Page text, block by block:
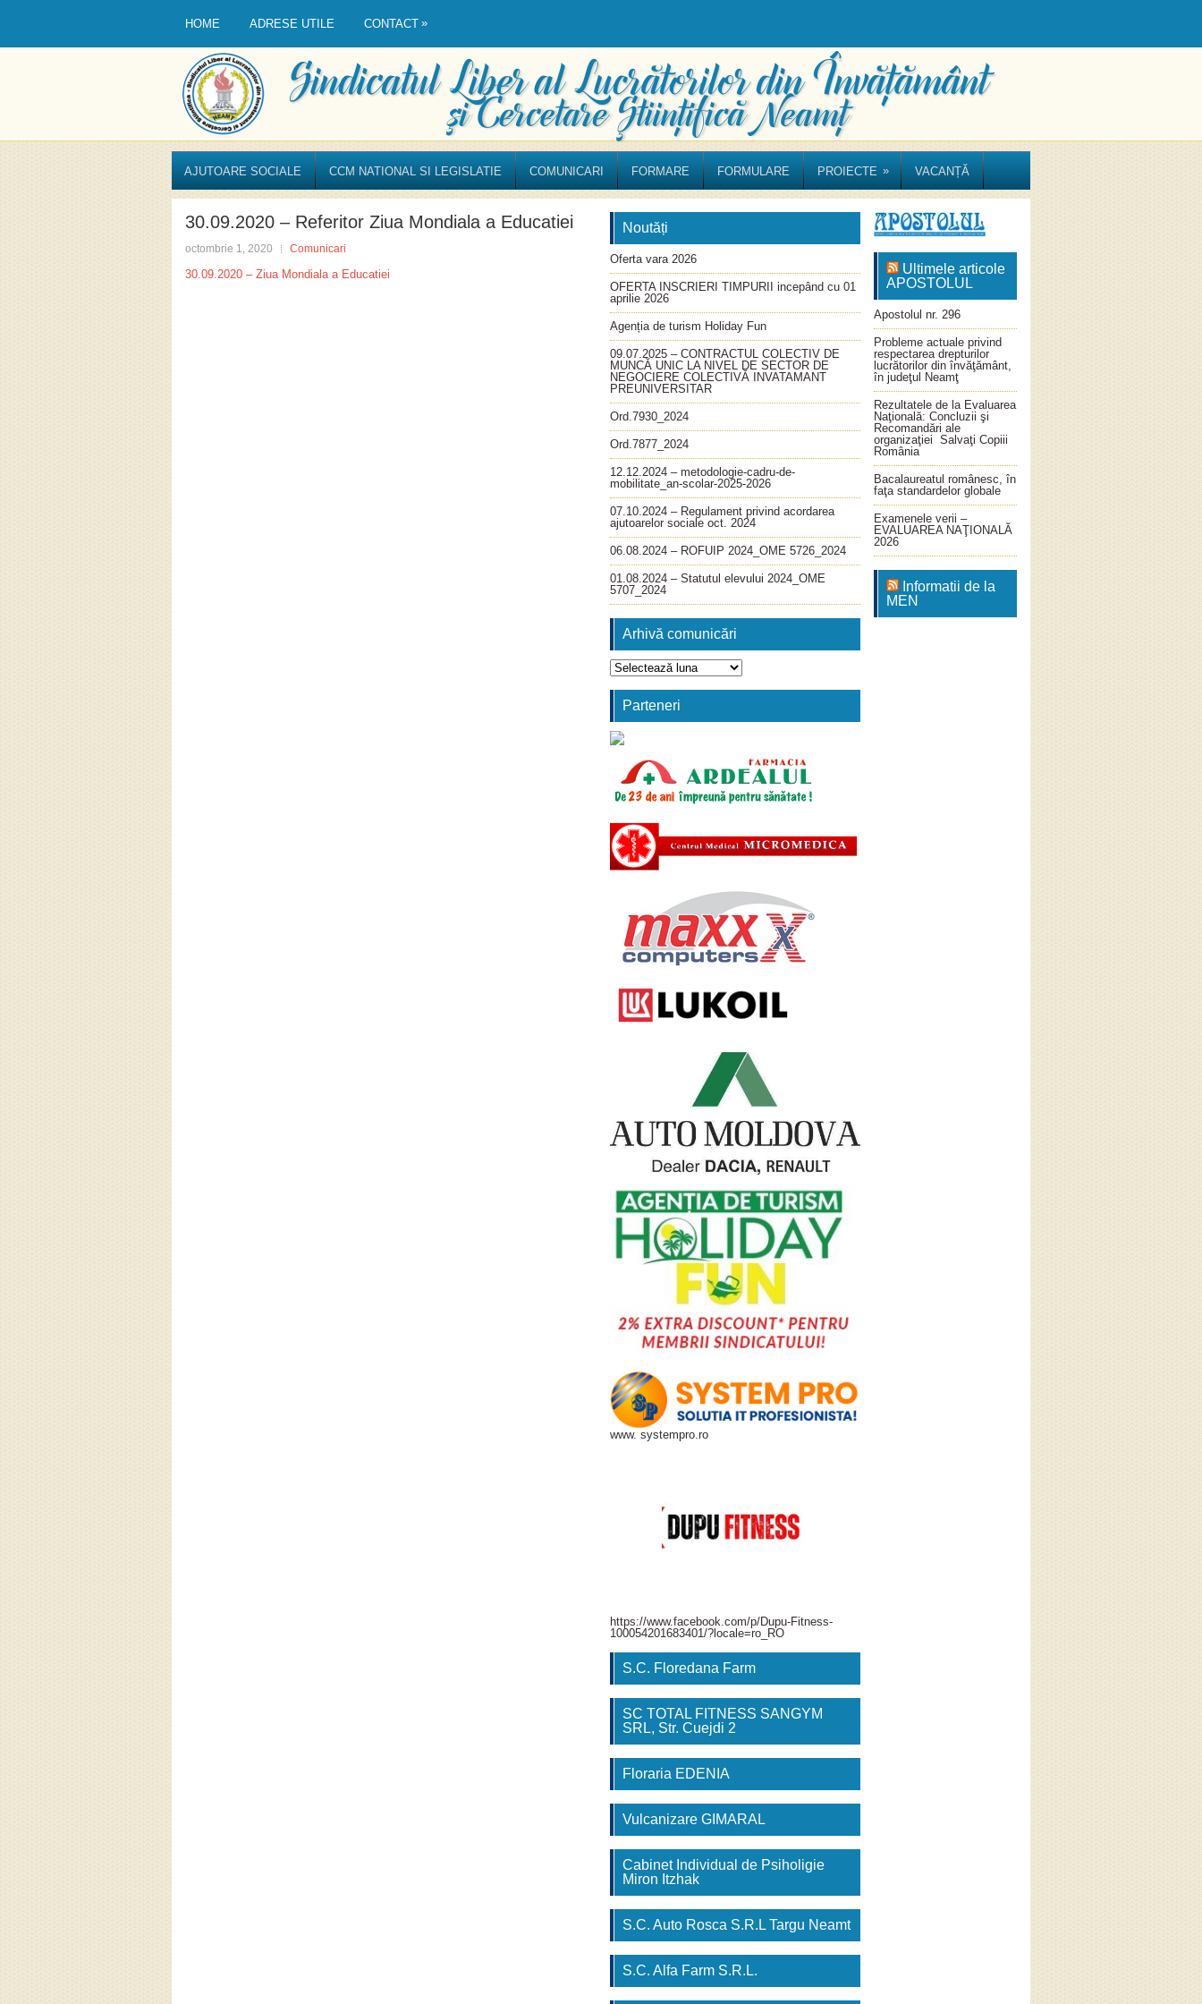
HOME ADRESE UTILE CONTACT »
AJUTOARE SOCIALE CCM NATIONAL SI LEGISLATIE COMUNICARI FORMARE FORMULARE PROIECTE » VACANȚĂ
30.09.2020 – Referitor Ziua Mondiala a Educatiei
octombrie 1, 2020 Comunicari
30.09.2020 – Ziua Mondiala a Educatiei
Noutăți
Oferta vara 2026
OFERTA INSCRIERI TIMPURII incepând cu 01
aprilie 2026
Agenția de turism Holiday Fun
09.07.2025 – CONTRACTUL COLECTIV DE
MUNCĂ UNIC LA NIVEL DE SECTOR DE
NEGOCIERE COLECTIVĂ INVATAMANT
PREUNIVERSITAR
Ord.7930_2024
Ord.7877_2024
12.12.2024 – metodologie-cadru-de-
mobilitate_an-scolar-2025-2026
07.10.2024 – Regulament privind acordarea
ajutoarelor sociale oct. 2024
06.08.2024 – ROFUIP 2024_OME 5726_2024
01.08.2024 – Statutul elevului 2024_OME
5707_2024
Arhivă comunicări
Arhivă
comunicări
Parteneri
www. systempro.ro
https://www.facebook.com/p/Dupu-Fitness-
100054201683401/?locale=ro_RO
S.C. Floredana Farm
SC TOTAL FITNESS SANGYM
SRL, Str. Cuejdi 2
Floraria EDENIA
Vulcanizare GIMARAL
Cabinet Individual de Psiholigie
Miron Itzhak
S.C. Auto Rosca S.R.L Targu Neamt
S.C. Alfa Farm S.R.L.
Ultimele articole
APOSTOLUL
Apostolul nr. 296
Probleme actuale privind
respectarea drepturilor
lucrătorilor din învăţământ,
în judeţul Neamţ
Rezultatele de la Evaluarea
Naţională: Concluzii şi
Recomandări ale
organizaţiei Salvaţi Copiii
România
Bacalaureatul românesc, în
faţa standardelor globale
Examenele verii –
EVALUAREA NAŢIONALĂ
2026
Informatii de la
MEN